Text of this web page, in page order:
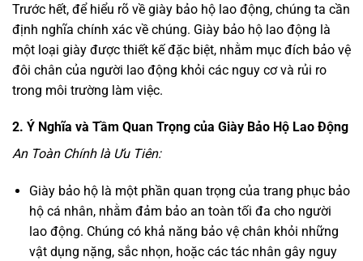
Trước hết, để hiểu rõ về giày bảo hộ lao động, chúng ta cần
định nghĩa chính xác về chúng. Giày bảo hộ lao động là
một loại giày được thiết kế đặc biệt, nhằm mục đích bảo vệ
đôi chân của người lao động khỏi các nguy cơ và rủi ro
trong môi trường làm việc.
2. Ý Nghĩa và Tầm Quan Trọng của Giày Bảo Hộ Lao Động
An Toàn Chính là Ưu Tiên:
Giày bảo hộ là một phần quan trọng của trang phục bảo
hộ cá nhân, nhằm đảm bảo an toàn tối đa cho người
lao động. Chúng có khả năng bảo vệ chân khỏi những
vật dụng nặng, sắc nhọn, hoặc các tác nhân gây nguy